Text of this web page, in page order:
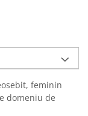
feminin
domeniu de